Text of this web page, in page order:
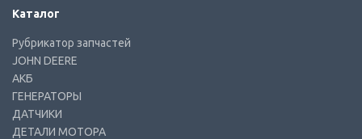
Каталог
Рубрикатор запчастей
JOHN DEERE
АКБ
ГЕНЕРАТОРЫ
ДАТЧИКИ
ДЕТАЛИ МОТОРА